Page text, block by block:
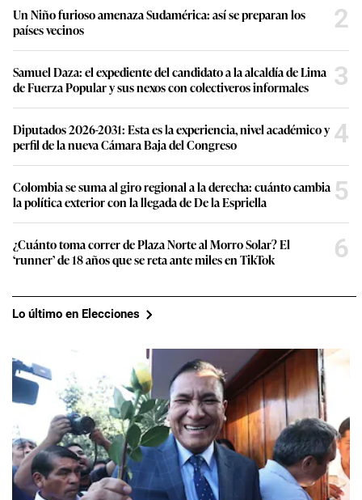
Un Niño furioso amenaza Sudamérica: así se preparan los
países vecinos
2
Samuel Daza: el expediente del candidato a la alcaldía de Lima
de Fuerza Popular y sus nexos con colectiveros informales
3
Diputados 2026-2031: Esta es la experiencia, nivel académico y
perfil de la nueva Cámara Baja del Congreso
4
Colombia se suma al giro regional a la derecha: cuánto cambia
la política exterior con la llegada de De la Espriella
5
¿Cuánto toma correr de Plaza Norte al Morro Solar? El
‘runner’ de 18 años que se reta ante miles en TikTok
6
Lo último en Elecciones